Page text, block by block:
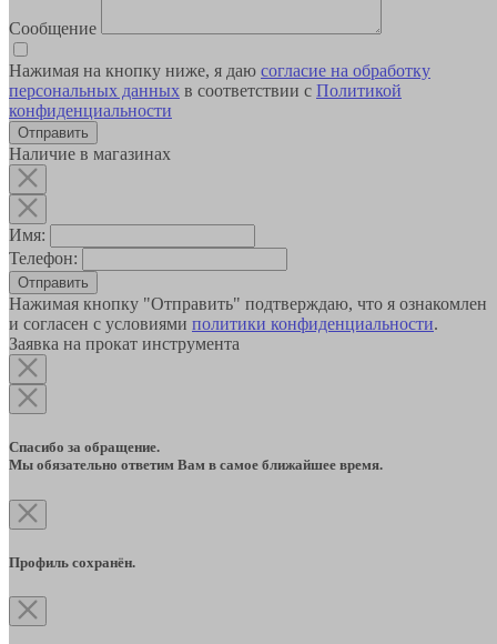
Сообщение
Нажимая на кнопку ниже, я даю согласие на обработку
персональных данных в соответствии с Политикой
конфиденциальности
Наличие в магазинах
Имя:
Телефон:
Отправить
Нажимая кнопку "Отправить" подтверждаю, что я ознакомлен
и согласен с условиями политики конфиденциальности.
Заявка на прокат инструмента
Спасибо за обращение.
Мы обязательно ответим Вам в самое ближайшее время.
Профиль сохранён.